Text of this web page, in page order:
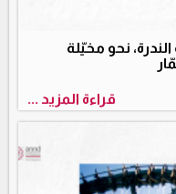
سردية الندرة، نحو مخيّلة
قراءة المزيد ...